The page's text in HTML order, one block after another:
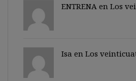
ENTRENA en Los
Isa en Los